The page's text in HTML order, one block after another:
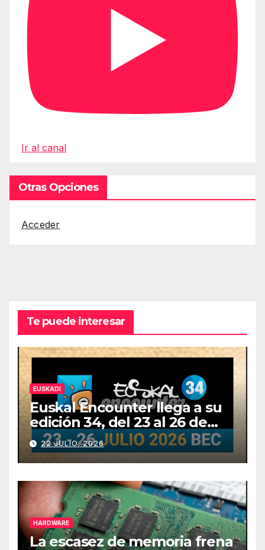
Ir al canal
Otras Opciones
Acceder
Te puede interesar
EUSKADI
Euskal Encounter llega a su
edición 34, del 23 al 26 de
julio
22 JULIO, 2026
HARDWARE
La escasez de memoria frena